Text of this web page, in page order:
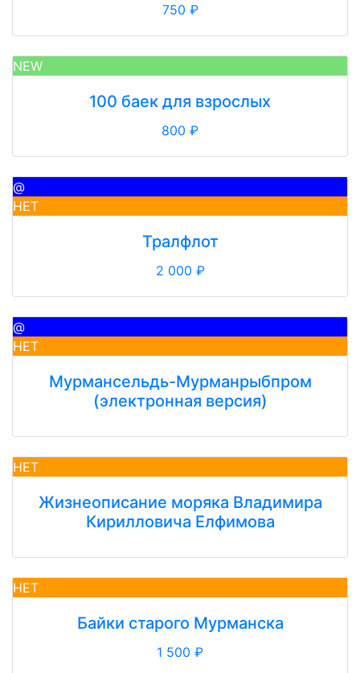
750 ₽
NEW
100 баек для взрослых
800 ₽
@
НЕТ
Тралфлот
2 000 ₽
@
НЕТ
Мурмансельдь-Мурманрыбпром
(электронная версия)
НЕТ
Жизнеописание моряка Владимира
Кирилловича Елфимова
НЕТ
Байки старого Мурманска
1 500 ₽